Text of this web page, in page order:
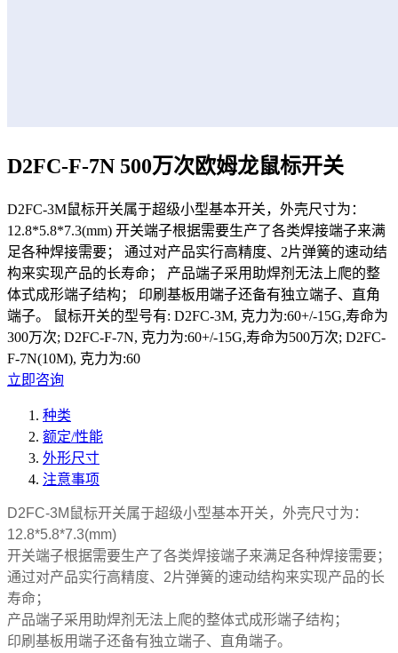
D2FC-F-7N 500万次欧姆龙鼠标开关
D2FC-3M鼠标开关属于超级小型基本开关，外壳尺寸为：
12.8*5.8*7.3(mm) 开关端子根据需要生产了各类焊接端子来满
足各种焊接需要； 通过对产品实行高精度、2片弹簧的速动结
构来实现产品的长寿命； 产品端子采用助焊剂无法上爬的整
体式成形端子结构； 印刷基板用端子还备有独立端子、直角
端子。 鼠标开关的型号有: D2FC-3M, 克力为:60+/-15G,寿命为
300万次; D2FC-F-7N, 克力为:60+/-15G,寿命为500万次; D2FC-
F-7N(10M), 克力为:60
立即咨询
种类
额定/性能
外形尺寸
注意事项
D2FC-3M鼠标开关属于超级小型基本开关，外壳尺寸为：
12.8*5.8*7.3(mm)
开关端子根据需要生产了各类焊接端子来满足各种焊接需要；
通过对产品实行高精度、 2片弹簧的速动结构来实现产品的长
寿命；
产品端子采用助焊剂无法上爬的整体式成形端子结构；
印刷基板用端子还备有独立端子、直角端子。